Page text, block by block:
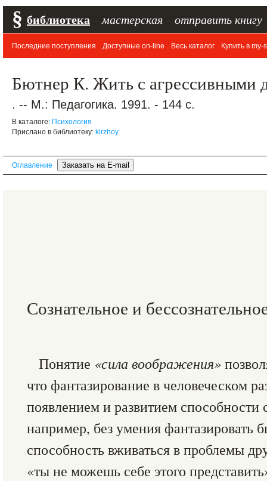
§ библиотека мастерская отправить книгу
Последние поступления Доступные on-line Весь каталог Купить в my-
Бютнер К. Жить с агрессивными
. -- М.: Педагогика. 1991. - 144 с.
В каталоге: Психология
Прислано в библиотеку: kirzhoy
Оглавление
Сознательное и
Понятие «сила воображения»
что фантазирование в человеческом
появлением и развитием способности
например, без умения фантазировать
способность вживаться в проблемы
«ты не можешь себе этого